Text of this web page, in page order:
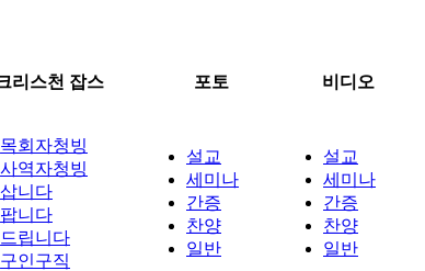
리스천 잡스 포토 비디오
목회자청빙
사역자청빙
삽니다
팝니다
드립니다
구인구직
설교
세미나
간증
찬양
일반
설교
세미나
간증
찬양
일반